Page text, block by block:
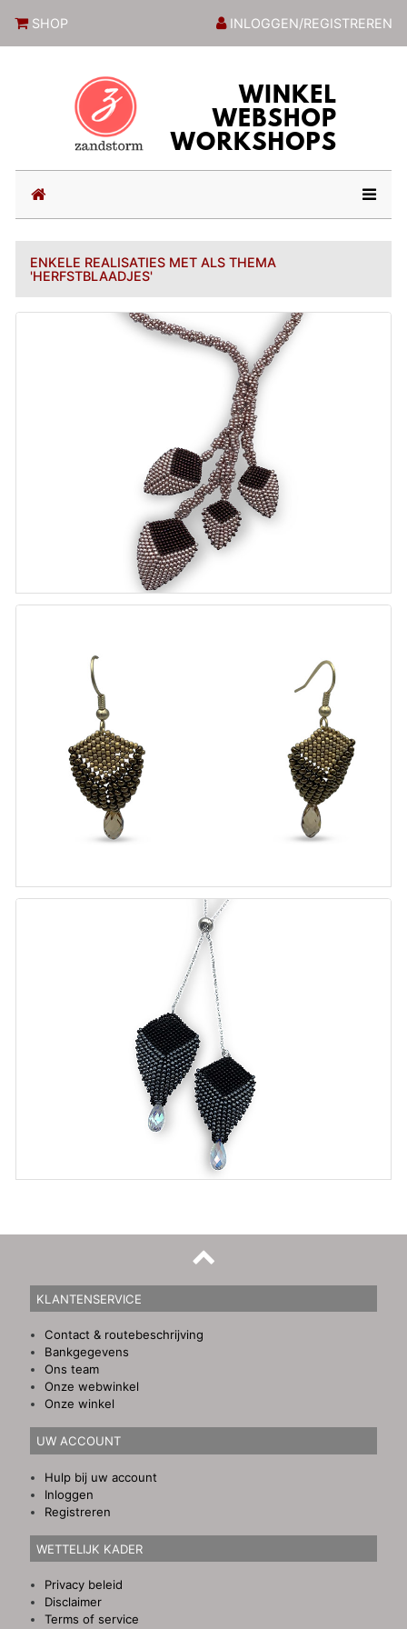
SHOP INLOGGEN/REGISTREREN
(current)
ENKELE REALISATIES MET ALS THEMA
'HERFSTBLAADJES'
KLANTENSERVICE
Contact & routebeschrijving
Bankgegevens
Ons team
Onze webwinkel
Onze winkel
UW ACCOUNT
Hulp bij uw account
Inloggen
Registreren
WETTELIJK KADER
Privacy beleid
Disclaimer
Terms of service